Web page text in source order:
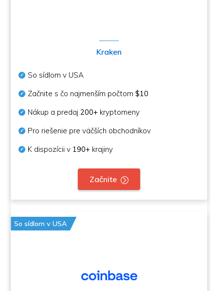
Kraken
So sídlom v USA
Začnite s čo najmenším počtom$10
Nákup a predaj200+ kryptomeny
Pro riešenie pre väčších obchodníkov
K dispozícii v 190+ krajiny
Začnite
So sídlom v USA